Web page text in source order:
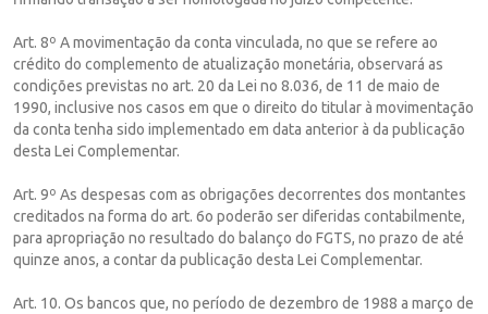
Art. 8º A movimentação da conta vinculada, no que se refere ao
crédito do complemento de atualização monetária, observará as
condições previstas no art. 20 da Lei no 8.036, de 11 de maio de
1990, inclusive nos casos em que o direito do titular à movimentação
da conta tenha sido implementado em data anterior à da publicação
desta Lei Complementar.
Art. 9º As despesas com as obrigações decorrentes dos montantes
creditados na forma do art. 6o poderão ser diferidas contabilmente,
para apropriação no resultado do balanço do FGTS, no prazo de até
quinze anos, a contar da publicação desta Lei Complementar.
Art. 10. Os bancos que, no período de dezembro de 1988 a março de